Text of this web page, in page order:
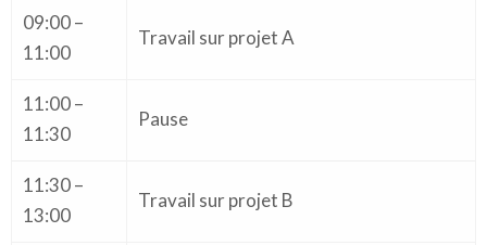
09:00 –
11:00
Travail sur projet A
11:00 –
11:30
Pause
11:30 –
13:00
Travail sur projet B